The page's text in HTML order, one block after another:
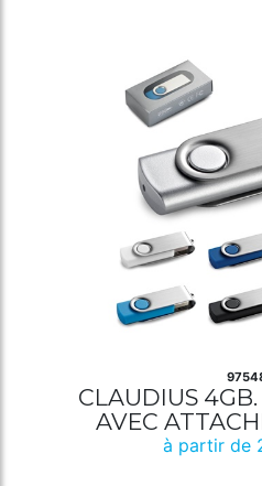
CLAUDIUS
AVEC
à partir de